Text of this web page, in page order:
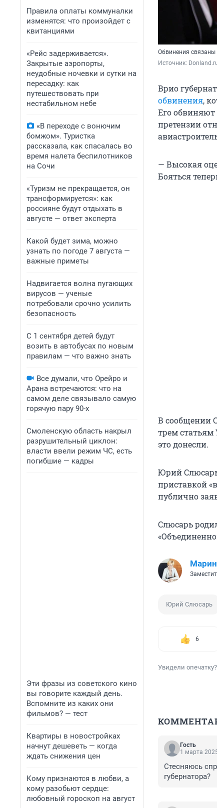
Правила оплаты коммуналки
изменятся: что произойдет с
квитанциями
«Рейс задерживается».
Закрытые аэропорты,
неудобные ночевки и сутки на
пересадку: как
путешествовать при
нестабильном небе
«В переходе с вонючим
бомжом». Туристка
рассказала, как спасалась во
время налета беспилотников
на Сочи
«Туризм не прекращается, он
трансформируется»: как
россияне будут отдыхать в
августе — ответ эксперта
Какой будет зима, можно
узнать по погоде 7 августа —
важные приметы
Надвигается волна пугающих
вирусов — ученые
потребовали срочно усилить
безопасность
С 1 сентября детей будут
возить в автобусах по новым
правилам — что важно знать
Все думали, что Орейро и
Арана встречаются: что на
самом деле связывало самую
горячую пару 90-х
Смоленскую область накрыл
разрушительный циклон:
власти ввели режим ЧС, есть
погибшие — кадры
Эти фразы из советского кино
вы говорите каждый день.
Вспомните из каких они
фильмов? — тест
Квартиры в новостройках
начнут дешеветь — когда
ждать снижения цен
Кому признаются в любви, а
кому разобьют сердце:
любовный гороскоп на август
Обвинения
Источник:
Врио
обвинения,
Его обвиняют
претензии
— Высокая
Бояться
В сообщении
трем статьям
это донесли.
Юрий
приставкой
публично
Слюсарь
Юрий Слюсарь
6
Увидели
Гость
1 марта
Стесняюсь
губернатора?